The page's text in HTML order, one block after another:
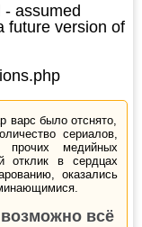
- assumed
future version of
варс было отснято,
сериалов,
медийных
отклик в сердцах
оказались
возможно всё